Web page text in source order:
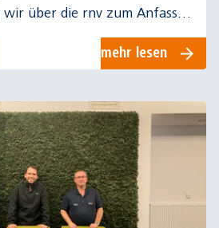
wir über die rnv zum Anfassen
mehr lesen